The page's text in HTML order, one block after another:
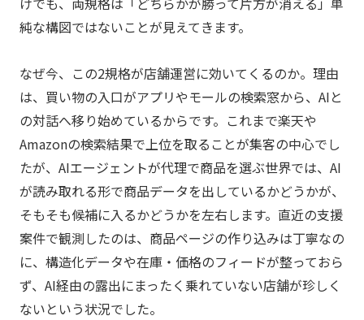
純な構図ではないことが見えてきます。
なぜ今、この2規格が店舗運営に効いてくるのか。理由
は、買い物の入口がアプリやモールの検索窓から、AIと
の対話へ移り始めているからです。これまで楽天や
Amazonの検索結果で上位を取ることが集客の中心でし
たが、AIエージェントが代理で商品を選ぶ世界では、AI
が読み取れる形で商品データを出しているかどうかが、
そもそも候補に入るかどうかを左右します。直近の支援
案件で観測したのは、商品ページの作り込みは丁寧なの
に、構造化データや在庫・価格のフィードが整っておら
ず、AI経由の露出にまったく乗れていない店舗が珍しく
ないという状況でした。